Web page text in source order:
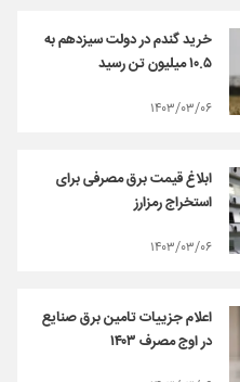
خرید گندم در دولت سیزدهم به
۱۰.۵ میلیون تن رسید
۱۴۰۳/۰۳/۰۶
ابلاغ قیمت برق مصرفی برای
استخراج رمزارز
۱۴۰۳/۰۳/۰۶
اعلام جزییات تامین برق صنایع
در اوج مصرف ۱۴۰۳